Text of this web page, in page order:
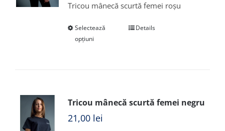
Tricou mânecă scurtă femei roșu
Selectează
opțiuni
Details
Tricou mânecă scurtă femei negru
21,00 lei